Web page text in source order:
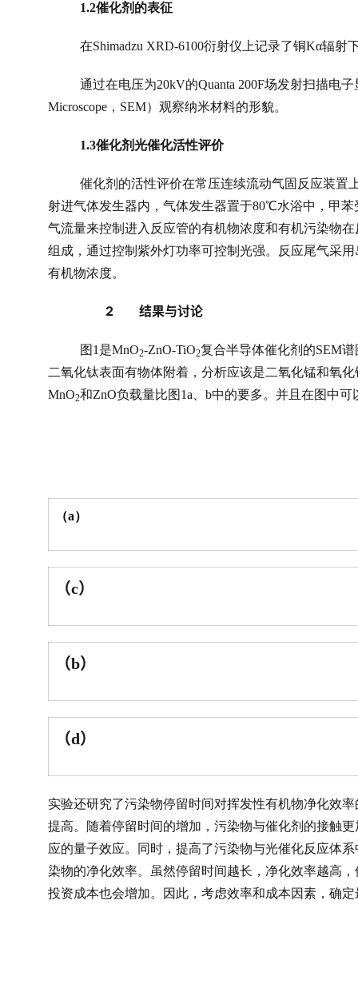
1.2催化剂的表征
在Shimadzu XRD-6100衍射仪上记录了铜Kα辐射
通过在电压为20kV的Quanta 200F场发射扫描电
Microscope ， SEM）观察纳米材料的形貌。
1.3催化剂光催化活性评价
催化剂的活性评价在常压连续流动气固反应装置
射进气体发生器内，气体发生器置于80℃水浴中，甲
气流量来控制进入反应管的有机物浓度和有机污染物
组成，通过控制紫外灯功率可控制光强。反应尾气采用
有机物浓度。
2 结果与讨论
图 1 是MnO2-ZnO-TiO2复合半导体催化剂的SEM谱
二氧化钛表面有物体附着，分析应该是二氧化锰和氧
MnO2和ZnO负载量比图 1a b中的要多。并且在图中可
（a）
（c）
（b）
（d）
实验还研究了污染物停留时间对挥发性有机物净化效
提高。随着停留时间的增加，污染物与催化剂的接触
应的量子效应。同时，提高了污染物与光催化反应体
染物的净化效率。虽然停留时间越长，净化效率越高
投资成本也会增加。因此，考虑效率和成本因素，确